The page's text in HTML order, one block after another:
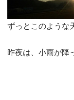
ずっとこのような
昨夜は、小雨が降